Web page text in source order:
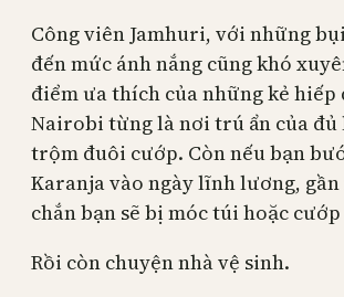
Công viên Jamhuri, với những
đến mức ánh nắng cũng khó
điểm ưa thích của những kẻ hiếp
Nairobi từng là nơi trú ẩn của đủ
trộm đuôi cướp. Còn nếu bạn
Karanja vào ngày lĩnh lương,
chắn bạn sẽ bị móc túi hoặc
Rồi còn chuyện nhà vệ sinh.